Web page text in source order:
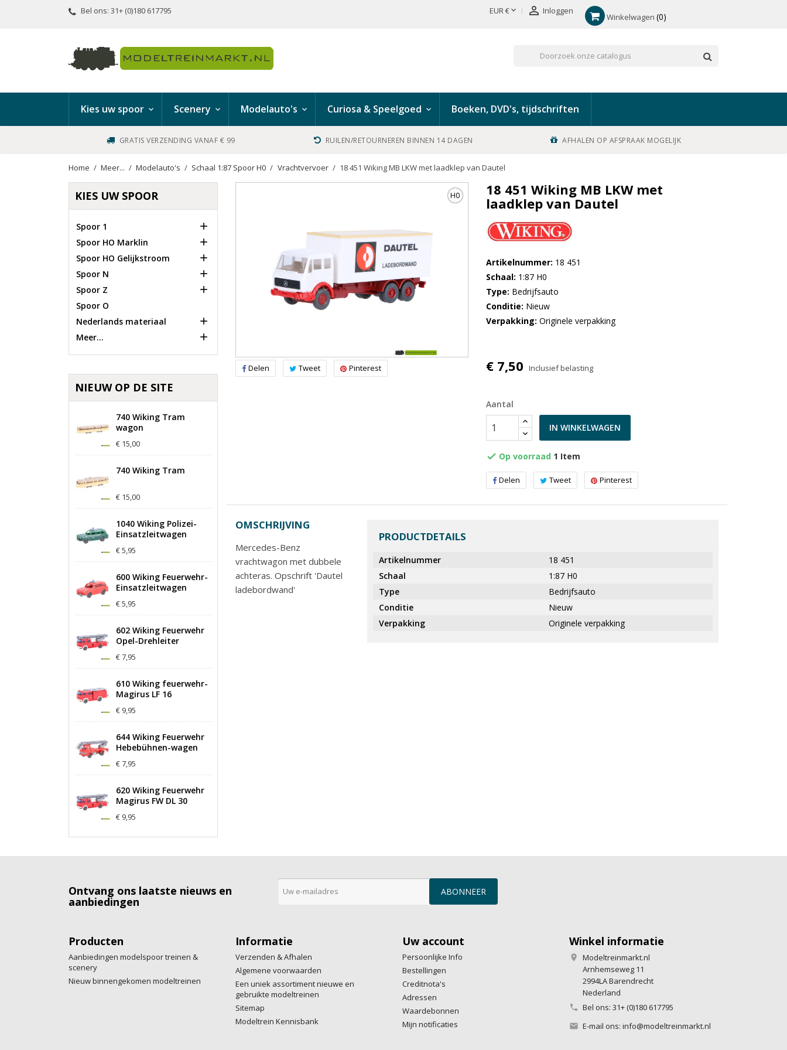
Bel ons: 31+ (0)180 617795 EUR €  Inloggen
Winkelwagen 0
Kies uw spoor Scenery Modelauto's Curiosa & Speelgoed Boeken, DVD's, tijdschriften
GRATIS VERZENDING VANAF € 99 RUILEN/RETOURNEREN BINNEN 14 DAGEN AFHALEN OP AFSPRAAK MOGELIJK
Home Meer... Modelauto's Schaal 1:87 Spoor H0 Vrachtvervoer 18 451 Wiking MB LKW met laadklep van Dautel
KIES UW SPOOR
Spoor 1 
Spoor HO Marklin 
Spoor HO Gelijkstroom 
Spoor N 
Spoor Z 
Spoor O
Nederlands materiaal

Meer... 
NIEUW OP DE SITE
740 Wiking Tram
wagon
€ 15,00
740 Wiking Tram
€ 15,00
1040 Wiking Polizei-
Einsatzleitwagen
€ 5,95
600 Wiking Feuerwehr-
Einsatzleitwagen
€ 5,95
602 Wiking Feuerwehr
Opel-Drehleiter
€ 7,95
610 Wiking feuerwehr-
Magirus LF 16
€ 9,95
644 Wiking Feuerwehr
Hebebühnen-wagen
€ 7,95
620 Wiking Feuerwehr
Magirus FW DL 30
€ 9,95
H0
Delen Tweet Pinterest
18 451 Wiking MB LKW met
laadklep van Dautel
Artikelnummer 18 451
Schaal 1:87 H0
Type Bedrijfsauto
Conditie Nieuw
Verpakking Originele verpakking
€ 7,50 Inclusief belasting
Aantal
IN WINKELWAGEN
 Op voorraad 1 Item
Delen Tweet Pinterest
PRODUCTDETAILS
Artikelnummer
18 451
Schaal
1:87 H0
Type
Bedrijfsauto
Conditie
Nieuw
Verpakking
Originele verpakking
OMSCHRIJVING
Mercedes-Benz
vrachtwagon met dubbele
achteras. Opschrift 'Dautel
ladebordwand'
Ontvang ons laatste nieuws en
aanbiedingen
Producten
Aanbiedingen modelspoor treinen &
scenery
Nieuw binnengekomen modeltreinen
Informatie
Verzenden & Afhalen
Algemene voorwaarden
Een uniek assortiment nieuwe en
gebruikte modeltreinen
Sitemap
Modeltrein Kennisbank
Uw account
Persoonlijke Info
Bestellingen
Creditnota's
Adressen
Waardebonnen
Mijn notificaties
Winkel informatie

Modeltreinmarkt.nl
Arnhemseweg 11
2994LA Barendrecht
Nederland
 Bel ons: 31+ (0)180 617795
 E-mail ons: info@modeltreinmarkt.nl